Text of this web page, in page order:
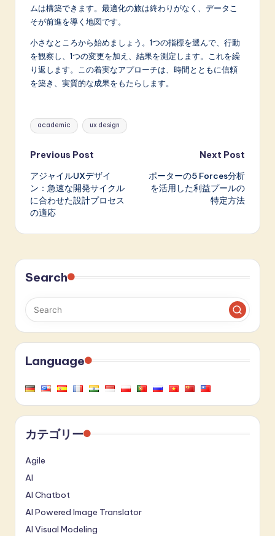
ムは構築できます。最適化の旅は終わりがなく、データこ
そが前進を導く地図です。
小さなところから始めましょう。1つの指標を選んで、行動
を観察し、1つの変更を加え、結果を測定します。これを繰
り返します。この着実なアプローチは、時間とともに信頼
を築き、実質的な成果をもたらします。
Tags:
academic ux design
Post
navigation
Previous Post
アジャイルUXデザイ
ン：急速な開発サイクル
に合わせた設計プロセス
の適応
Next Post
ポーターの5 Forces分析
を活用した利益プールの
特定方法
Search
Language
カテゴリー
Agile
AI
AI Chatbot
AI Powered Image Translator
AI Visual Modeling